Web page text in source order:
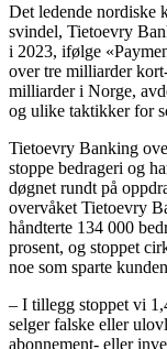
Det ledende nordiske
svindel, Tietoevry
i 2023, ifølge
over tre milliarder
milliarder i Norge,
og ulike taktikker for
Tietoevry Banking
stoppe bedrageri og
døgnet rundt på
overvåket Tietoevry
håndterte 134 000
prosent, og stoppet
noe som sparte
– I tillegg stoppet vi
selger falske eller
abonnement- eller